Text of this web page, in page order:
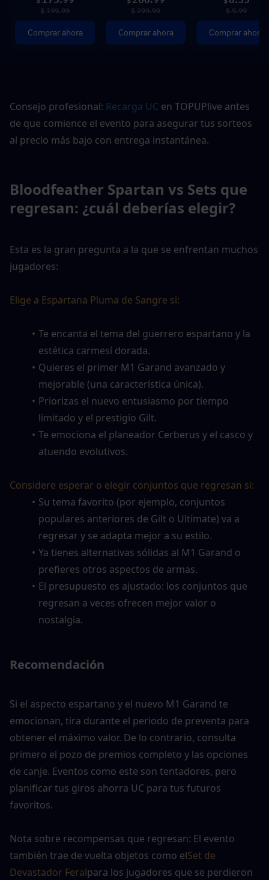
$ 199.99
Comprar ahora
$ 299.99
Comprar ahora
$ 9.99
Comprar ahora
Consejo profesional: Recarga UC en TOPUPlive antes
de que comience el evento para asegurar tus sorteos
al precio más bajo con entrega instantánea.
Bloodfeather Spartan vs Sets que
regresan: ¿cuál deberías elegir?
Esta es la gran pregunta a la que se enfrentan muchos
jugadores:
Elige a Espartana Pluma de Sangre si:
Te encanta el tema del guerrero espartano y la
estética carmesí dorada.
Quieres el primer M1 Garand avanzado y
mejorable (una característica única).
Priorizas el nuevo entusiasmo por tiempo
limitado y el prestigio Gilt.
Te emociona el planeador Cerberus y el casco y
atuendo evolutivos.
Considere esperar o elegir conjuntos que regresan si:
Su tema favorito (por ejemplo, conjuntos
populares anteriores de Gilt o Ultimate) va a
regresar y se adapta mejor a su estilo.
Ya tienes alternativas sólidas al M1 Garand o
prefieres otros aspectos de armas.
El presupuesto es ajustado: los conjuntos que
regresan a veces ofrecen mejor valor o
nostalgia.
Recomendación
Si el aspecto espartano y el nuevo M1 Garand te
emocionan, tira durante el periodo de preventa para
obtener el máximo valor. De lo contrario, consulta
primero el pozo de premios completo y las opciones
de canje. Eventos como este son tentadores, pero
planificar tus giros ahorra UC para tus futuros
favoritos.
Nota sobre recompensas que regresan: El evento
también trae de vuelta objetos como elSet de
Devastador Feralpara los jugadores que se perdieron